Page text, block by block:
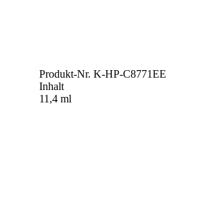
Produkt-Nr. K-HP-C8771EE
Inhalt
11,4 ml